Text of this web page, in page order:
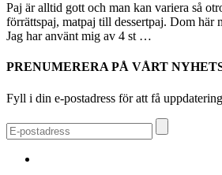
Paj är alltid gott och man kan variera så
förrättspaj, matpaj till dessertpaj. Dom här
Jag har använt mig av 4 st …
PRENUMERERA PÅ VÅRT
Fyll i din e-postadress för att få